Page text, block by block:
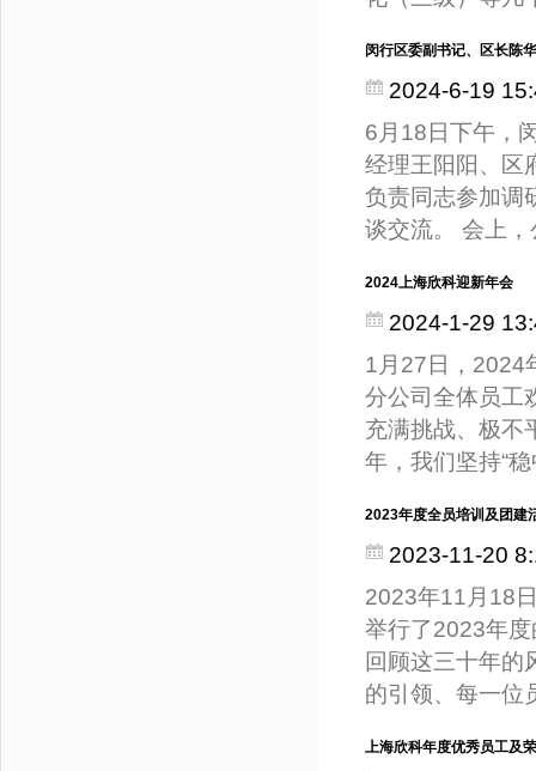
闵行区委副书记、区长陈
2024-6-19
6月18日下午，
经理王阳阳、区
负责同志参加调
谈交流。 会上
2024上海欣科迎新年会
2024-1-29
1月27日，2024
分公司全体员工
充满挑战、极不
年，我们坚持“
2023年度全员培训及团建
2023-11-20
2023年11月18
举行了2023年
回顾这三十年的
的引领、每一位
上海欣科年度优秀员工及